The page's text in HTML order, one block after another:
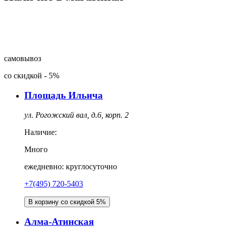
самовывоз
со скидкой - 5%
Площадь Ильича
ул. Рогожский вал, д.6, корп. 2
Наличие:
Много
ежедневно: круглосуточно
+7(495) 720-5403
В корзину со скидкой 5%
Алма-Атинская